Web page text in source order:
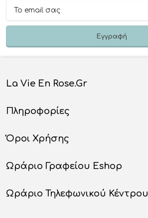
La Vie En Rose.gr
Πληροφορίες
Όροι Χρήσης
Ωράριο Γραφείου Eshop
Ωράριο Τηλεφωνικού Κέντρου